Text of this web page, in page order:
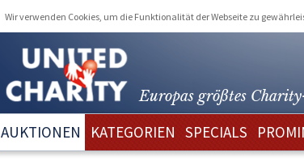
Wir verwenden Cookies, um die Funktionalität der Webseite zu
Europas größtes
AUKTIONEN KATEGORIEN SPECIALS